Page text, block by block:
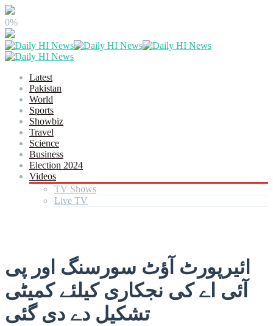
0%
Latest
Pakistan
World
Sports
Showbiz
Travel
Science
Business
Election 2024
Videos
TV Shows
Live TV
ائیرپورٹ آؤٹ سورسنگ اور پی
آئی اے کی نجکاری کیلئے کمیٹی
تشکیل دے دی گئی